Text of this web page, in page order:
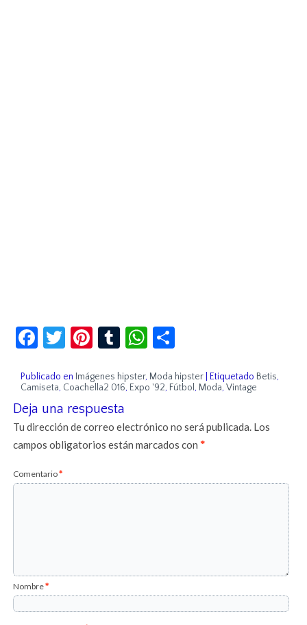
Facebook
Twitter
Pinterest
TumblrWhatsApp
Publicado en Imágenes hipster, Moda hipster |Etiquetado Betis,
Camiseta, Coachella2 016, Expo '92, Fútbol, Moda,Vintage
Deja una respuesta
Tu dirección de correo electrónico no será publicada. Los
campos obligatorios están marcados con*
Comentario*
Nombre*